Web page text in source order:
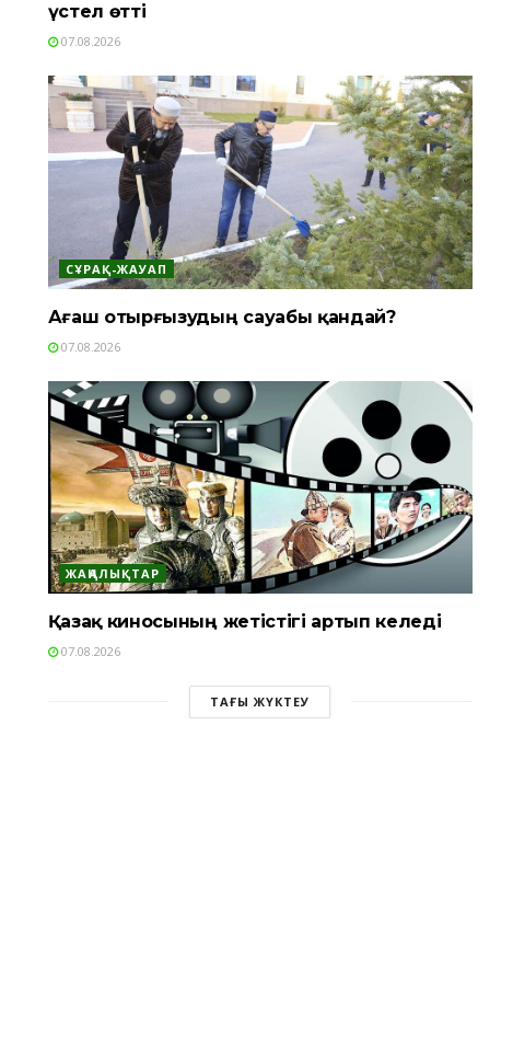
үстел өтті
07.08.2026
СҰРАҚ-ЖАУАП
Ағаш отырғызудың сауабы қандай?
07.08.2026
ЖАҢАЛЫҚТАР
Қазақ киносының жетістігі артып келеді
07.08.2026
ТАҒЫ ЖҮКТЕУ